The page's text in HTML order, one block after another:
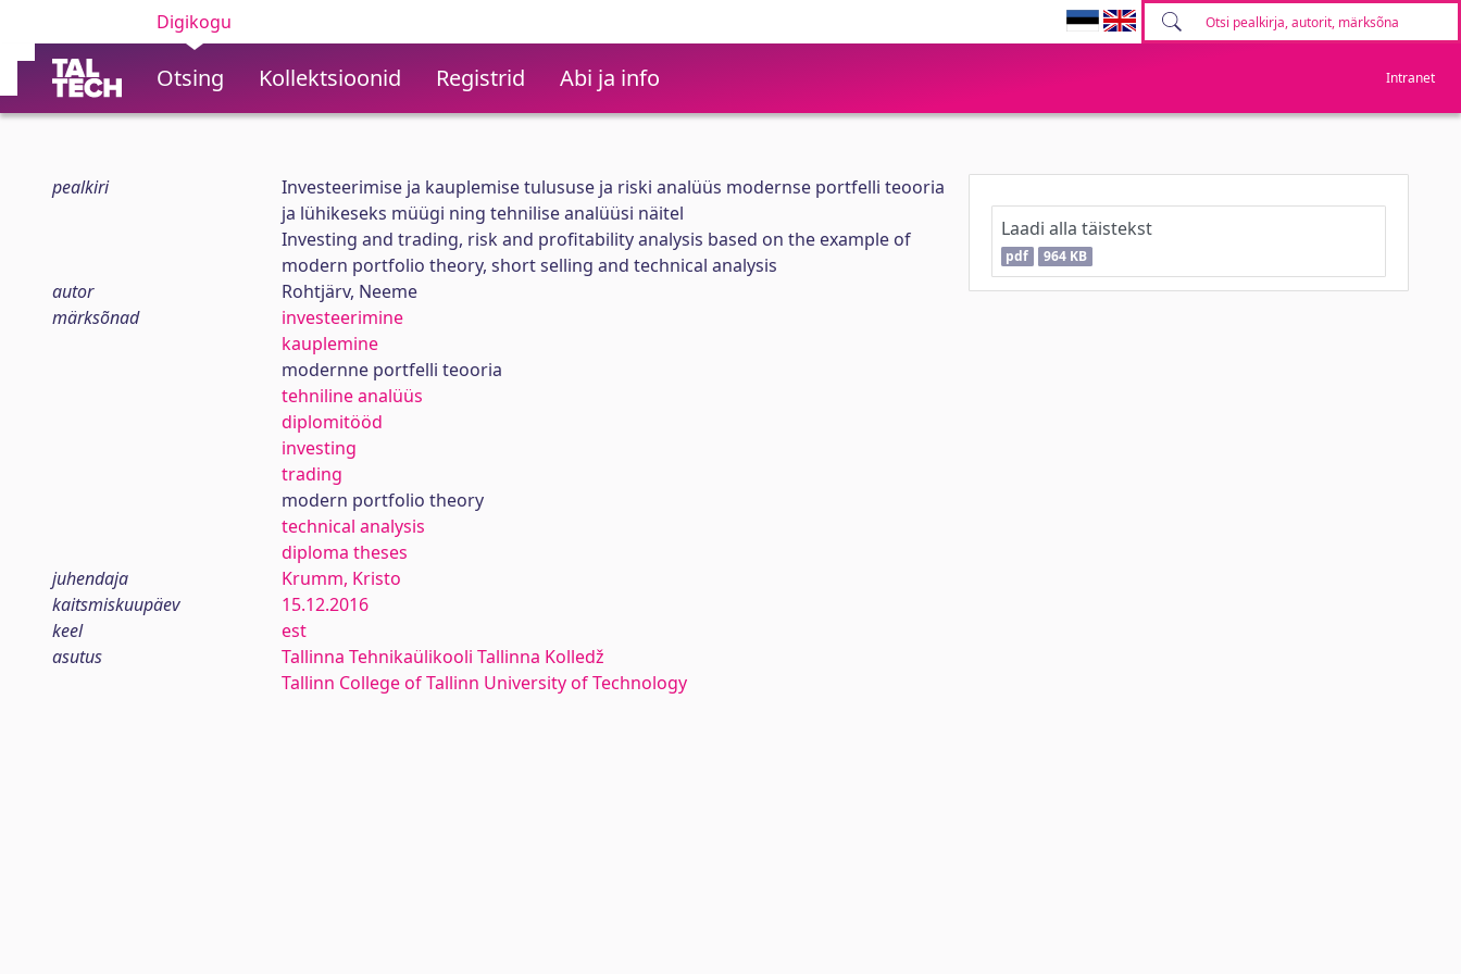
Digikogu
Otsing Kollektsioonid Registrid Abi ja info Intranet
pealkiri
Investeerimise ja kauplemise tulususe ja riski analüüs modernse portfelli teooria
ja lühikeseks müügi ning tehnilise analüüsi näitel
Investing and trading, risk and profitability analysis based on the example of
modern portfolio theory, short selling and technical analysis
autor
Rohtjärv, Neeme
märksõnad
investeerimine
kauplemine
modernne portfelli teooria
tehniline analüüs
diplomitööd
investing
trading
modern portfolio theory
technical analysis
diploma theses
juhendaja
Krumm, Kristo
kaitsmiskuupäev
15.12.2016
keel
est
asutus
Tallinna Tehnikaülikooli Tallinna Kolledž
Tallinn College of Tallinn University of Technology
Laadi alla täistekst
pdf 964 KB